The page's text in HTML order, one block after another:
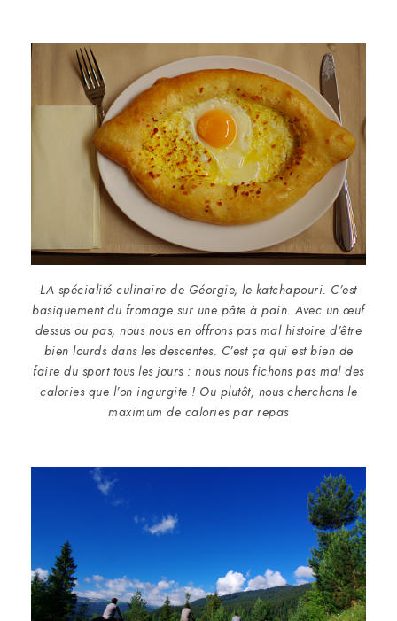
LA spécialité culinaire de Géorgie, le katchapouri. C’est
basiquement du fromage sur une pâte à pain. Avec un œuf
dessus ou pas, nous nous en offrons pas mal histoire d’être
bien lourds dans les descentes. C’est ça qui est bien de
faire du sport tous les jours : nous nous fichons pas mal des
calories que l’on ingurgite ! Ou plutôt, nous cherchons le
maximum de calories par repas